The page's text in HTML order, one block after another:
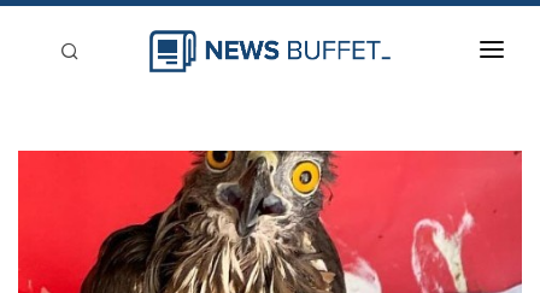
刊登